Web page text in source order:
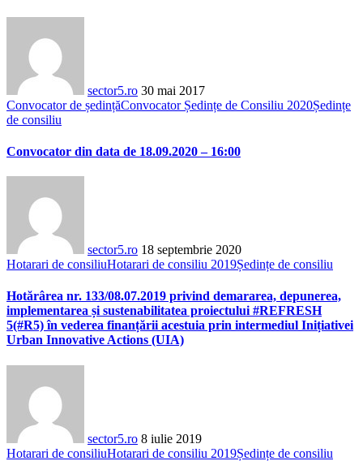
sector5.ro 30 mai 2017
Convocator de ședințăConvocator Ședințe de Consiliu 2020Ședințe
de consiliu
Convocator din data de 18.09.2020 – 16:00
sector5.ro 18 septembrie 2020
Hotarari de consiliuHotarari de consiliu 2019Ședințe de consiliu
Hotărârea nr. 133/08.07.2019 privind demararea, depunerea,
implementarea și sustenabilitatea proiectului #REFRESH
5(#R5) în vederea finanțării acestuia prin intermediul Inițiativei
Urban Innovative Actions (UIA)
sector5.ro 8 iulie 2019
Hotarari de consiliuHotarari de consiliu 2019Ședințe de consiliu